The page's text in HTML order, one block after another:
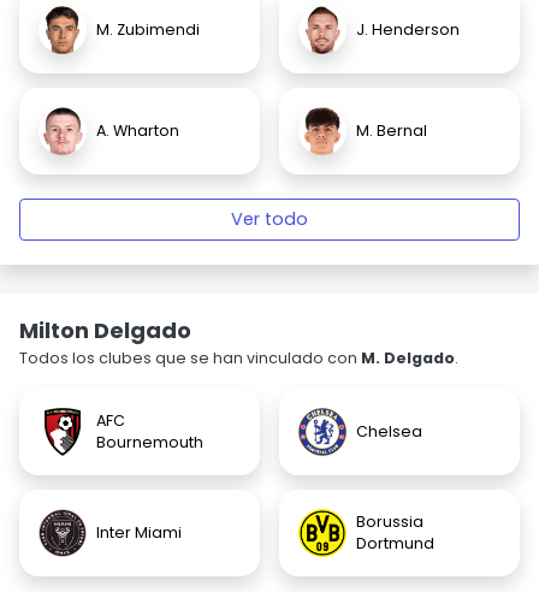
M. Zubimendi J. Henderson
A. Wharton M. Bernal
Ver todo
Milton Delgado
Todos los clubes que se han vinculado con M. Delgado.
AFC
Bournemouth
Chelsea
Inter Miami
Borussia
Dortmund